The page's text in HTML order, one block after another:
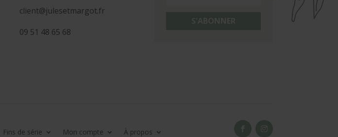
client@julesetmargot.fr
09 51 48 65 68
S'ABONNER
Fins de série Mon compte
À propos